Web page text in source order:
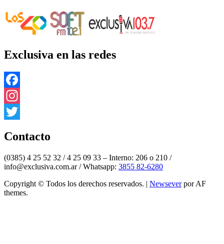
Exclusiva en las redes
Facebook
Instagram
Contacto
(0385) 4 25 52 32 / 4 25 09 33 – Interno: 206 o 210 /
info@exclusiva.com.ar / Whatsapp: 3855 82-6280
Copyright © Todos los derechos reservados. | Newseverpor AF
themes.